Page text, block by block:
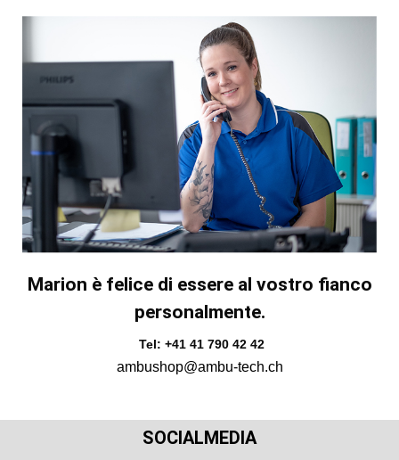
Marion è felice di essere al vostro fianco
personalmente.
Tel: +41 41 790 42 42
ambushop@ambu-tech.ch
SOCIALMEDIA